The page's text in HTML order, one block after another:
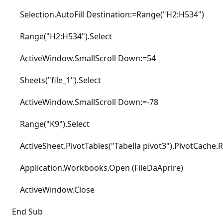
Selection.AutoFill Destination:=Range("H2:H534")
Range("H2:H534").Select
ActiveWindow.SmallScroll Down:=54
Sheets("file_1").Select
ActiveWindow.SmallScroll Down:=-78
Range("K9").Select
ActiveSheet.PivotTables("Tabella
Application.Workbooks.Open (FileDaAprire)
ActiveWindow.Close
End Sub